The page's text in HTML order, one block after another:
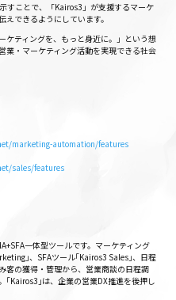
すことで、「Kairos3」が支援するマーケ
できるようにしています。
ケティングを、もっと身近に。」という想
業・マーケティング活動を実現できる社会
marketing-automation/features
sales/features
一体型ツールです。マーケティング
｣、SFAツール｢Kairos3 Sales｣、日程
客の獲得・管理から、営業商談の日程調
｢Kairos3｣は、企業の営業DX推進を後押し